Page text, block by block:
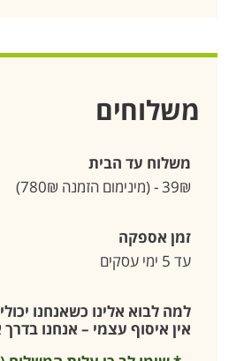
משלוחים
משלוח עד הבית
39₪ - (מינימום הזמנה 780₪)
זמן אספקה
עד 5 ימי עסקים
למה לבוא אלינו כשאנחנו
אין איסוף עצמי – אנחנו